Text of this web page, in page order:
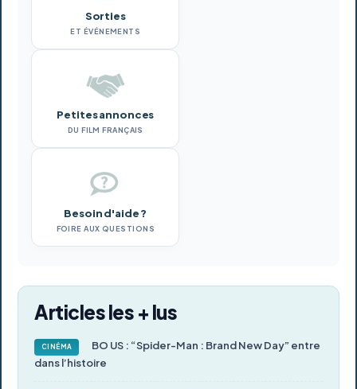
Sorties
ET ÉVÉNEMENTS
Petites annonces
DU FILM FRANÇAIS
Besoin d'aide ?
FOIRE AUX QUESTIONS
Articles les + lus
CINÉMA
BO US : “Spider-Man : Brand New Day” entre
dans l’histoire